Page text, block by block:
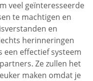
veel geïnteresseerde
te machtigen en
en
herinneringen
een effectief systeem
Ze zullen het
maken omdat je